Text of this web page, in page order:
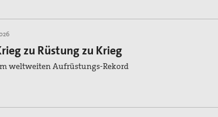
zu Rüstung zu Krieg
weltweiten Aufrüstungs-Rekord